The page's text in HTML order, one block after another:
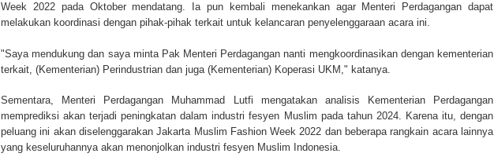
Week 2022 pada Oktober mendatang. Ia pun kembali menekankan agar Menteri Perdagangan dapat
melakukan koordinasi dengan pihak-pihak terkait untuk kelancaran penyelenggaraan acara ini.
"Saya mendukung dan saya minta Pak Menteri Perdagangan nanti mengkoordinasikan dengan kementerian
terkait, (Kementerian) Perindustrian dan juga (Kementerian) Koperasi UKM," katanya.
Sementara, Menteri Perdagangan Muhammad Lutfi mengatakan analisis Kementerian Perdagangan
memprediksi akan terjadi peningkatan dalam industri fesyen Muslim pada tahun 2024. Karena itu, dengan
peluang ini akan diselenggarakan Jakarta Muslim Fashion Week 2022 dan beberapa rangkain acara lainnya
yang keseluruhannya akan menonjolkan industri fesyen Muslim Indonesia.